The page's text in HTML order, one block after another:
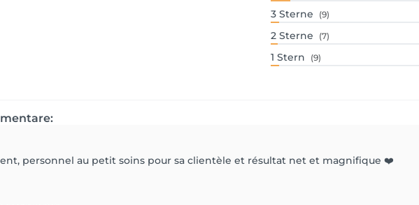
3 Sterne (9)
2 Sterne (7)
1 Stern (9)
personnel au petit soins pour sa clientèle et résultat net et magnifique ❤️